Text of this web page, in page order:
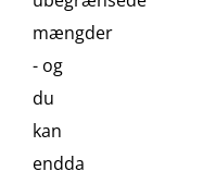
mængder
- og
du
kan
endda